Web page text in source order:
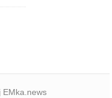
EMka.news